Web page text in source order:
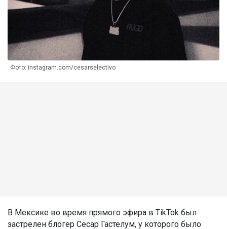
Фото: instagram.com/cesarselectivo
В Мексике во время прямого эфира в TikTok был
застрелен блогер Сесар Гастелум, у которого было